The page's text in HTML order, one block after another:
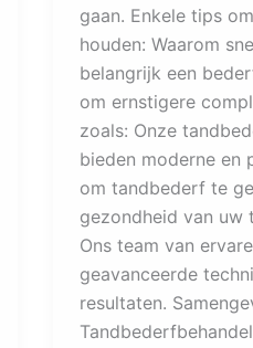
gaan. Enkele tips
houden: Waarom
belangrijk een
om ernstigere
zoals: Onze
bieden moderne en
om tandbederf te
gezondheid van uw
Ons team van
geavanceerde
resultaten.